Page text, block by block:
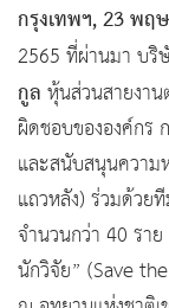
กรุงเทพฯ, 23 พฤ
2565 ที่ผ่านมา บริ
กูลหุ้นส่วนสายงา
ผิดชอบขององค์กร
และสนับสนุนความ
แถวหลัง) ร่วมด้วย
จำนวนกว่า 40 รา
นักวิจัย” (Save